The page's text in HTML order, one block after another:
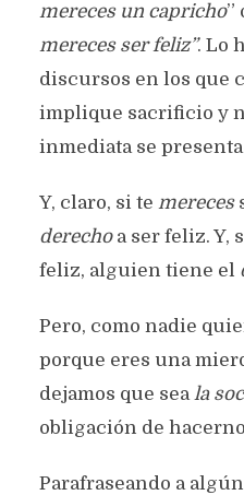
mereces un capricho”
mereces ser feliz”. Lo
discursos en los que
implique sacrificio y
inmediata se presenta
Y, claro, si te mereces
derechoa ser feliz. Y,
feliz, alguien tiene el
Pero, como nadie
porque eres una
dejamos que seala
obligación de
Parafraseando a